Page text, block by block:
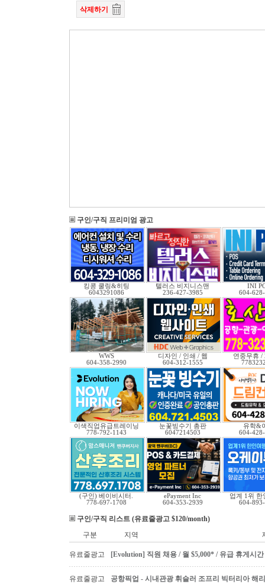
삭제하기
구인/구직 프리미엄 광고
킹콩 쿨링&히팅
6043291086
텔러스 비지니스맨
236-427-3985
INI
604-
WWS
604-358-2990
디자인 / 인쇄 / 웹
604-312-1555
연중무휴 /
이색직업유급트레이닝
778-792-1143
눈꽃빙수기 총판
6047214503
유학&
604-
(구인) 베이비시터.
778-697-1708
ePayment Inc
604-353-2939
업계 1위 한
604-
구인/구직 리스트 (유료줄광고 $120/month)
구분
지역
유료줄광고 [Evolution] 직원 채용 / 월 $5,000* / 유급 휴게시
유료줄광고 공항픽업 - 시내관광 휘슬러 조프리 빅터리아 해